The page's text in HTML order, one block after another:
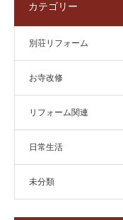
カテゴリー
別荘リフォーム
お寺改修
リフォーム関連
日常生活
未分類